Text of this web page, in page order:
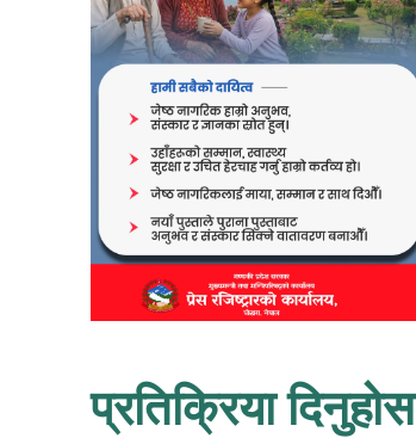
प्रतिक्रिया दिनुहोस